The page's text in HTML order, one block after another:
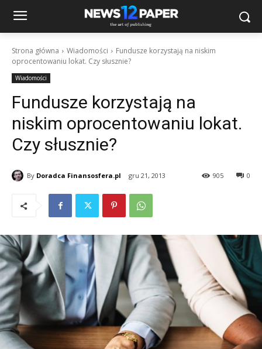
Strona główna Wiadomości
Fundusze korzystają na niskim
oprocentowaniu lokat. Czy słusznie?
Wiadomości
Fundusze korzystają na
niskim oprocentowaniu lokat.
Czy słusznie?
By Doradca Finansosfera.pl gru 21, 2013 0
905